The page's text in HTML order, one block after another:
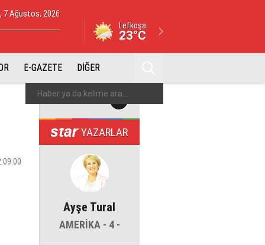
7 Ağustos, 2026
Lefkoşa
23°C
E-GAZETE DİĞER
YAZARLAR
Ayşe Tural
AMERİKA - 4 -